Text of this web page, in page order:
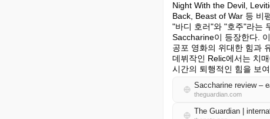
Night With the Devil,
Back, Beast of War 등 비
"바디 호러"와 "호주"라는
Saccharine이 등장한다.
공포 영화의 위대한 힘과
데뷔작인 Relic에서는 치
시간의 퇴행적인 힘을 보
Saccharine review –
theguardian.com
The Guardian |